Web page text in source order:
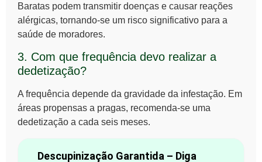
Baratas podem transmitir doenças e causar reações
alérgicas, tornando-se um risco significativo para a
saúde de moradores.
3. Com que frequência devo realizar a
dedetização?
A frequência depende da gravidade da infestação. Em
áreas propensas a pragas, recomenda-se uma
dedetização a cada seis meses.
Descupinização Garantida – Diga